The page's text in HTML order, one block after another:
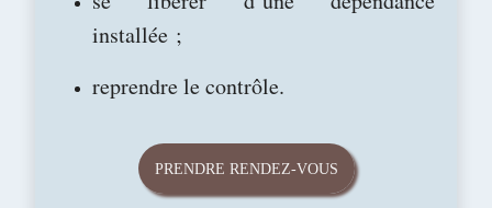
installée ;
reprendre le contrôle.
PRENDRE RENDEZ-VOUS